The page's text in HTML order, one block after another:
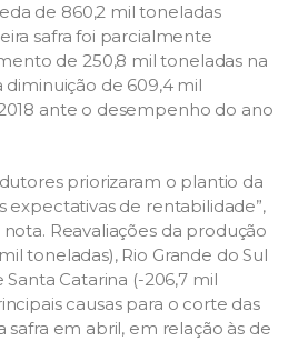
de 860,2 mil toneladas
safra foi parcialmente
de 250,8 mil toneladas na
diminuição de 609,4 mil
ante o desempenho do ano
priorizaram o plantio da
expectativas de rentabilidade”,
Reavaliações da produção
toneladas), Rio Grande do Sul
Santa Catarina (-206,7 mil
causas para o corte das
safra em abril, em relação às de